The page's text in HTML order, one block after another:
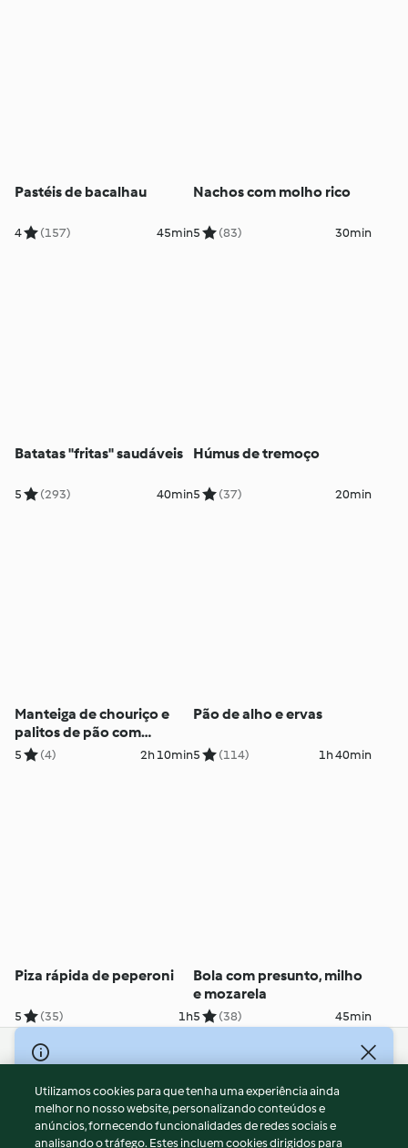
Pastéis de bacalhau
4 (157) 45min
Nachos com molho rico
5 (83) 30min
Batatas "fritas" saudáveis
5 (293) 40min
Húmus de tremoço
5 (37) 20min
Manteiga de chouriço e
palitos de pão com
azeitona
5 (4) 2h 10min
Pão de alho e ervas
5 (114) 1h 40min
Piza rápida de peperoni
5 (35) 1h
Bola com presunto, milho
e mozarela
5 (38) 45min
© Copyright 2026
Termos de Utilização
Aviso sobre Proteção de Dados
Aviso
Utilizamos cookies para que tenha uma experiência ainda
melhor no nosso website, personalizando conteúdos e
anúncios, fornecendo funcionalidades de redes sociais e
analisando o tráfego. Estes incluem cookies dirigidos para